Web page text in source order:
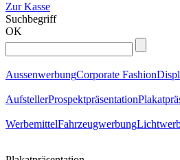
Zur Kasse
Suchbegriff
OK
AussenwerbungCorporate Fashion
AufstellerProspektpräsentation
WerbemittelFahrzeugwerbung